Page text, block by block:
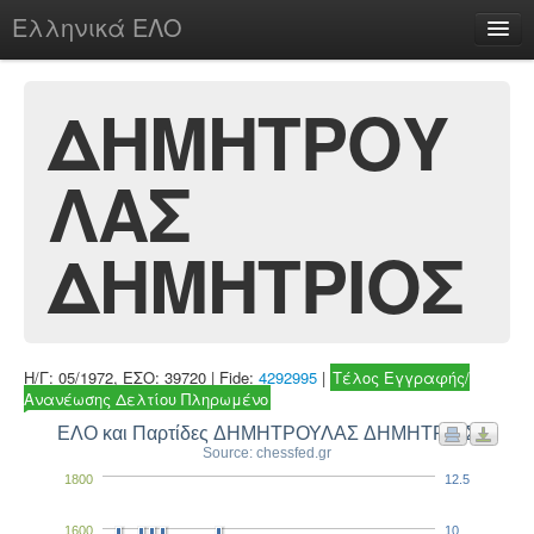
Ελληνικά ΕΛΟ
chesstu.be @ discord
Login
ΔΗΜΗΤΡΟΥ
ΛΑΣ
ΔΗΜΗΤΡΙΟΣ
Η/Γ: 05/1972, ΕΣΟ: 39720 | Fide: 4292995 | Τέλος Εγγραφής/
Ανανέωσης Δελτίου Πληρωμένο
ΕΛΟ και Παρτίδες ΔΗΜΗΤΡΟΥΛΑΣ ΔΗΜΗΤΡΙΟΣ
Source: chessfed.gr
1600
1800
10
12.5